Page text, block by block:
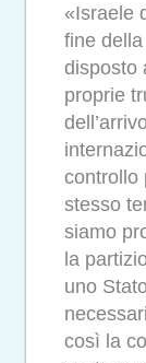
«Israele
fine
disposto
proprie
controllo
stesso
siamo
la
uno
così la